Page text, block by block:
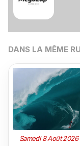
DANS LA MÊME
Samedi 8 Août